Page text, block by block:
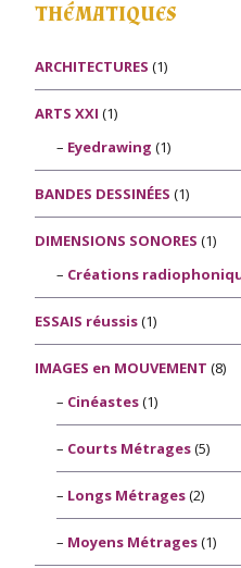
THÉMATIQUES
ARCHITECTURES (1)
ARTS XXI (1)
Eyedrawing (1)
BANDES DESSINÉES (1)
DIMENSIONS SONORES (1)
Créations
ESSAIS réussis(1)
IMAGES en MOUVEMENT (8)
Cinéastes(1)
Courts Métrages(5)
Longs Métrages(2)
Moyens Métrages(1)